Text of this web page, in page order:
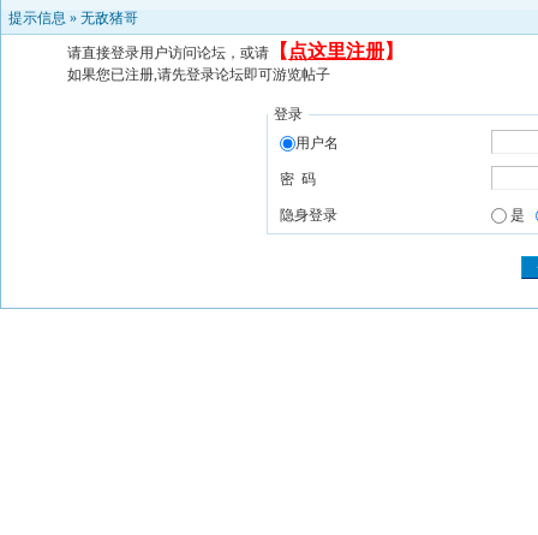
提示信息 » 无敌猪哥
请直接登录用户访问论坛，或请 【 点这里注册】
如果您已注册,请先登录论坛即可游览帖子
登录
用户名
密 码
隐身登录 是